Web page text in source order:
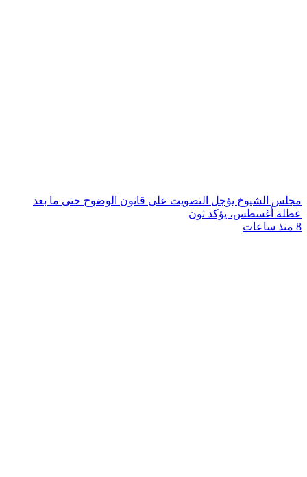
مجلس الشيوخ يؤجل التصويت على قانون الوضوح حتى ما بعد
عطلة أغسطس، يؤكد ثون
8 منذ ساعات